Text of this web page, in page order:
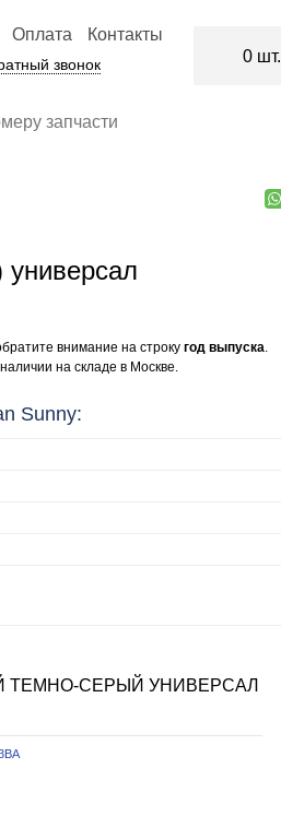
универсал
внимание на строку год выпуска.
наличии на складе в Москве.
Sunny:
ТЕМНО-СЕРЫЙ УНИВЕРСАЛ
Оплата Контакты
звонок 0 шт.